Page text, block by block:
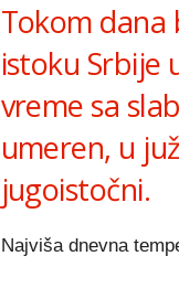
Tokom dana
istoku Srbije
vreme sa
umeren, u
jugoistočni.
Najviša dnevna